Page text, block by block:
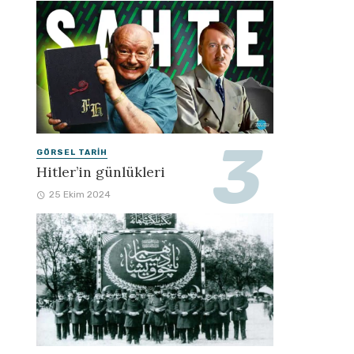
GÖRSEL TARIH
Hitler’in günlükleri
25 Ekim 2024